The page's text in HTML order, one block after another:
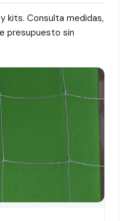
kits. Consulta medidas,
presupuesto sin